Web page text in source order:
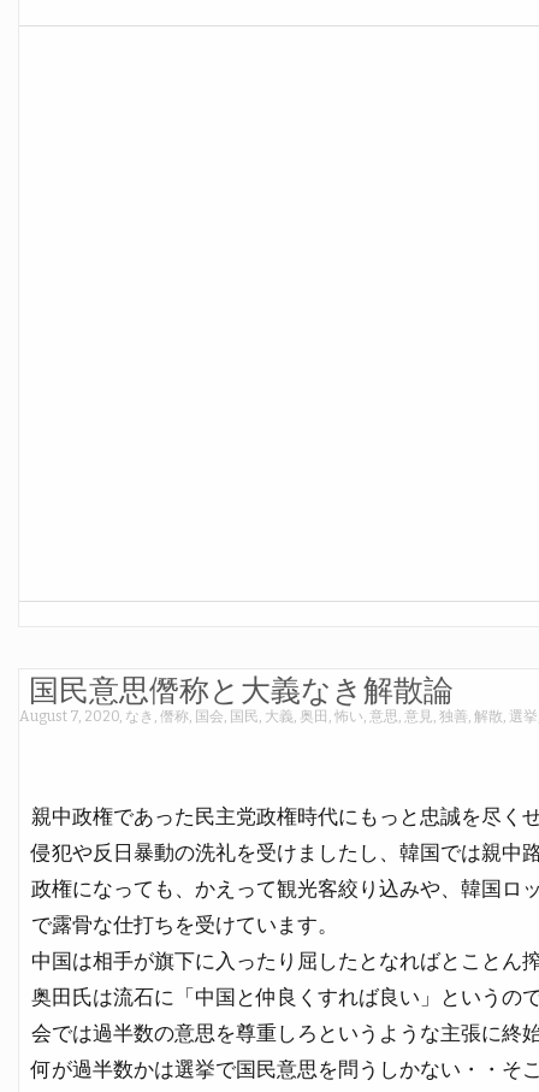
国民意思僭称と大義なき解散論
August 7, 2020, なき , 僭称, 国会, 国民, 大義, 奥田 , 怖い, 意思, 意見, 独善, 解散, 選挙
親中政権であった民主党政権時代にもっと忠誠を尽く
侵犯や反日暴動の洗礼を受けましたし、韓国では親中
政権になっても、かえって観光客絞り込みや、韓国ロ
で露骨な仕打ちを受けています。
中国は相手が旗下に入ったり屈したとなればとことん
奥田氏は流石に「中国と仲良くすれば良い」というの
会では過半数の意思を尊重しろというような主張に終
何が過半数かは選挙で国民意思を問うしかない・・そ